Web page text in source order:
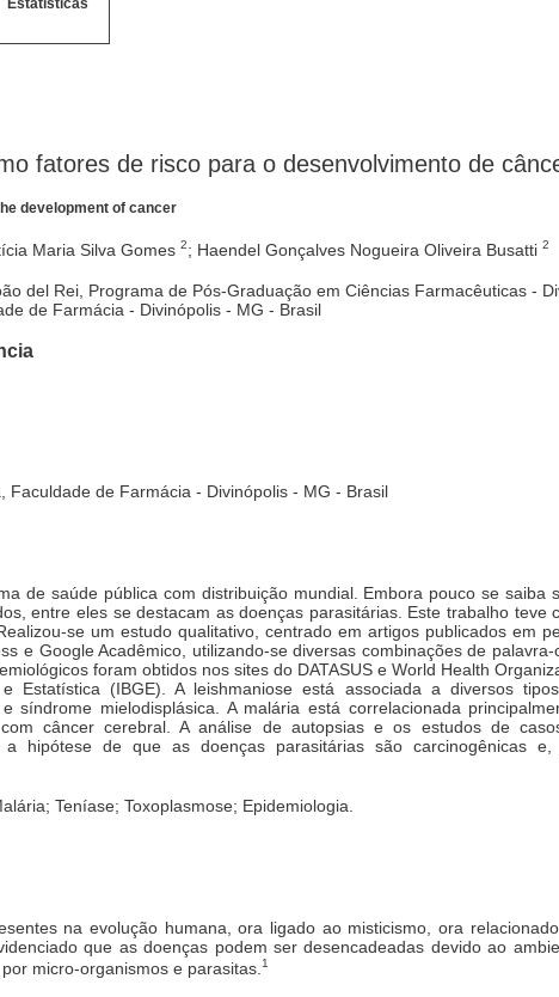
Estatísticas
fatores de risco para o desenvolvimento de
development of cancer
Maria Silva Gomes 2; Haendel Gonçalves Nogueira Oliveira Busatti 2
del Rei, Programa de Pós-Graduação em Ciências Farmacêuticas -
de Farmácia - Divinópolis - MG - Brasil
Faculdade de Farmácia - Divinópolis - MG - Brasil
de saúde pública com distribuição mundial. Embora pouco se saiba
entre eles se destacam as doenças parasitárias. Este trabalho teve
se um estudo qualitativo, centrado em artigos publicados em
e Google Acadêmico, utilizando-se diversas combinações de
foram obtidos nos sites do DATASUS e World Health
Estatística (IBGE). A leishmaniose está associada a diversos
síndrome mielodisplásica. A malária está correlacionada
câncer cerebral. A análise de autopsias e os estudos de
a hipótese de que as doenças parasitárias são carcinogênicas
Teníase; Toxoplasmose; Epidemiologia.
na evolução humana, ora ligado ao misticismo, ora
que as doenças podem ser desencadeadas devido ao
micro-organismos e parasitas. 1